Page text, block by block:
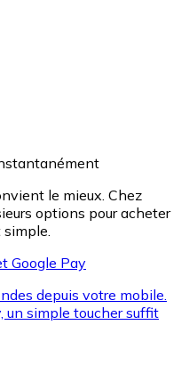
le mieux. Chez
options pour acheter
Google Pay
depuis votre mobile.
un simple toucher suffit